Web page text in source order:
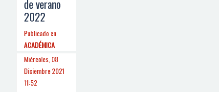
de verano
2022
Publicado en
ACADÉMICA
Miércoles, 08
Diciembre 2021
11:52